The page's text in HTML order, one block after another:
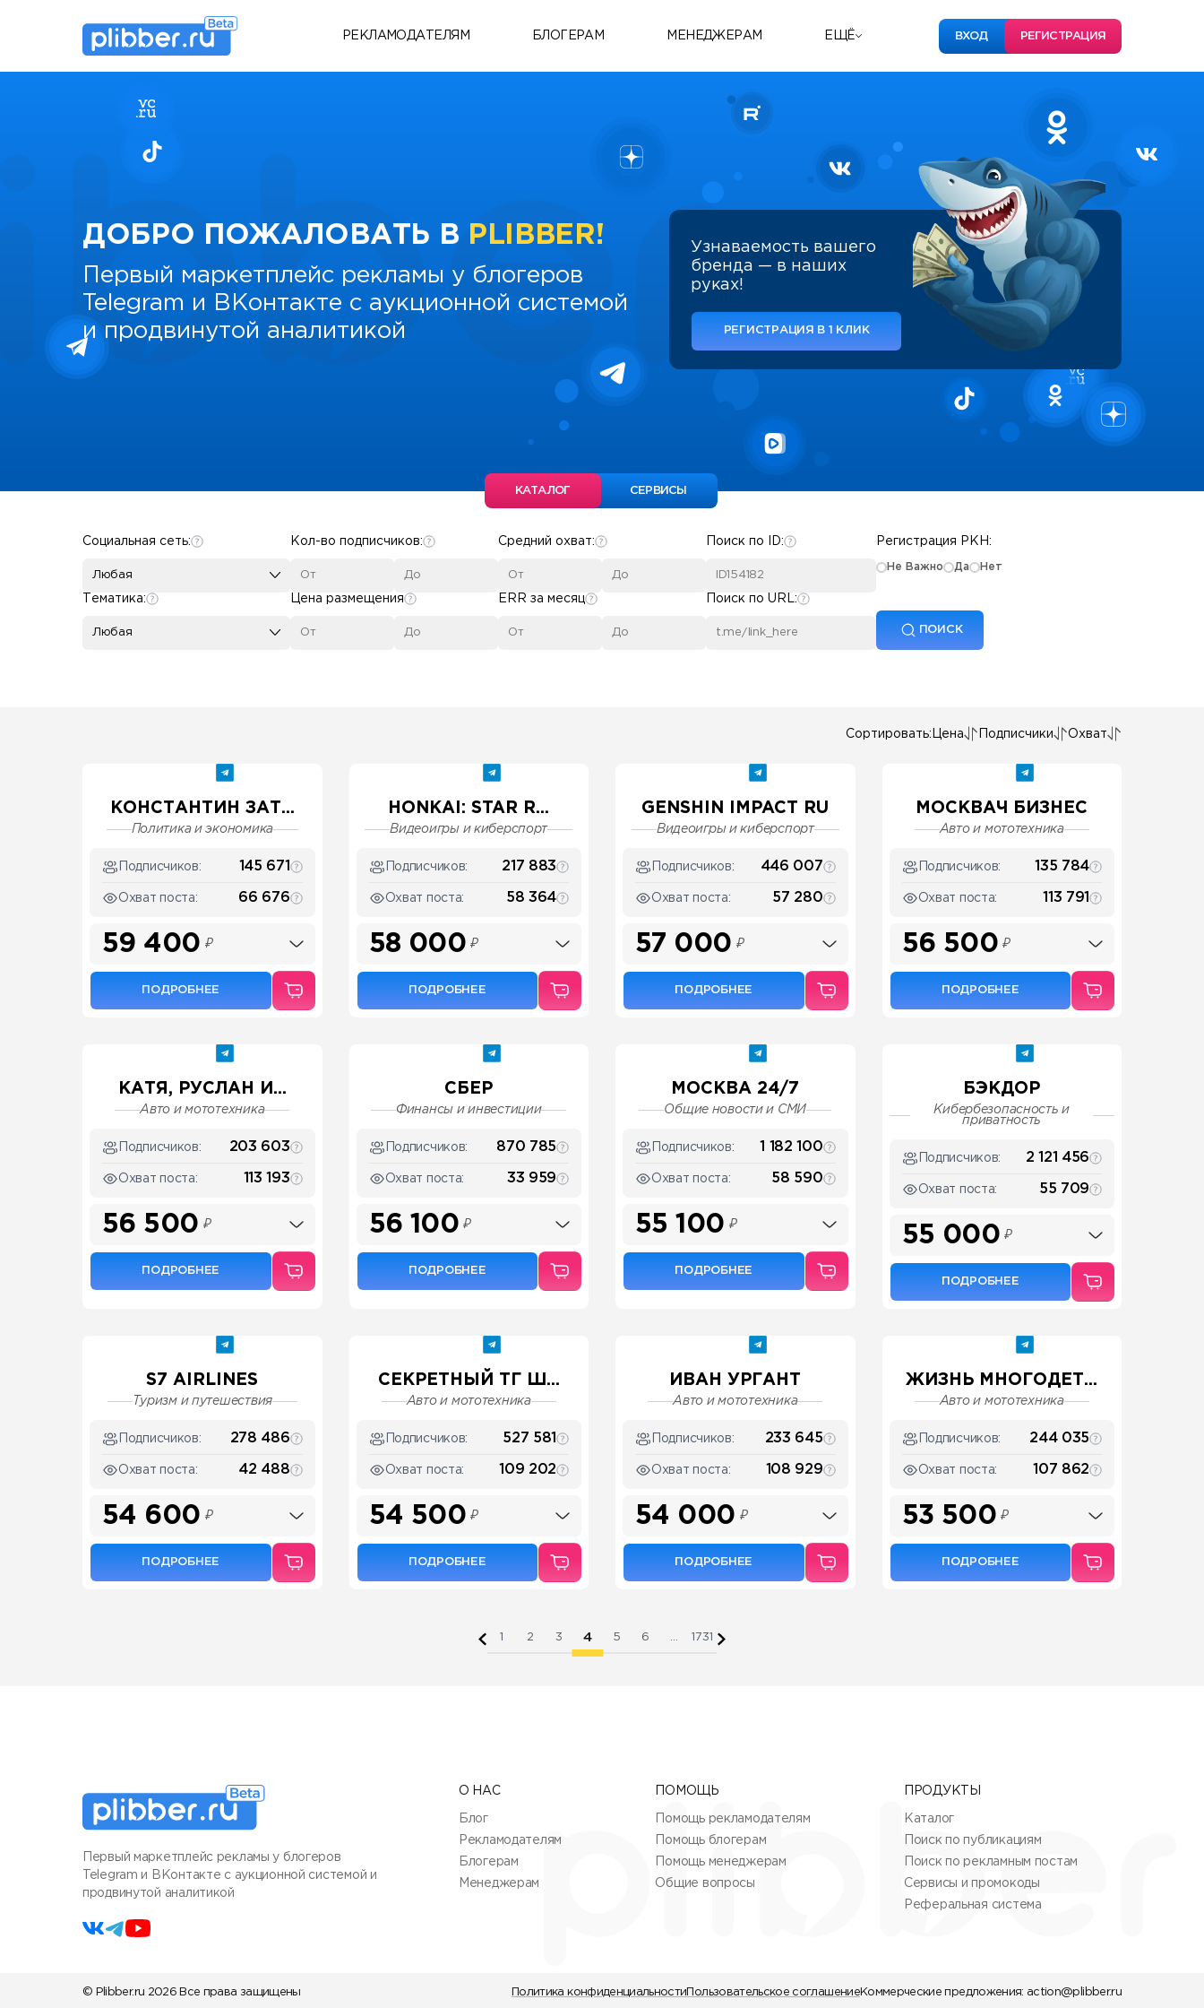
РЕКЛАМОДАТЕЛЯМ БЛОГЕРАМ МЕНЕДЖЕРАМ ЕЩЁ ВХОД РЕГИСТРАЦИЯ
ДОБРО ПОЖАЛОВАТЬ В PLIBBER!
Первый маркетплейс рекламы у блогеров
Telegram и ВКонтакте с аукционной системой
и продвинутой аналитикой
Узнаваемость вашего
бренда — в наших
руках!
РЕГИСТРАЦИЯ В 1 КЛИК
КАТАЛОГ СЕРВИСЫ
Тематика:
Любая
Социальная сеть:
Любая
Кол-во подписчиков:
Цена размещения
Средний охват:
ERR за месяц
Поиск по ID:
Поиск по URL:
Регистрация РКН:
Не Важно Да Нет
ПОИСК
Сортировать: Цена Подписчики Охват
КОНСТАНТИН ЗАТ...
Политика и экономика
Подписчиков: 145 671
Охват поста: 66 676
59 400 ₽
ПОДРОБНЕЕ
HONKAI: STAR R...
Видеоигры и киберспорт
Подписчиков: 217 883
Охват поста: 58 364
58 000₽
ПОДРОБНЕЕ
GENSHIN IMPACT RU
Видеоигры и киберспорт
Подписчиков: 446 007
Охват поста: 57 280
57 000 ₽
ПОДРОБНЕЕ
МОСКВАЧ БИЗНЕС
Авто и мототехника
Подписчиков: 135 784
Охват поста: 113 791
56 500₽
ПОДРОБНЕЕ
КАТЯ, РУСЛАН И...
Авто и мототехника
Подписчиков: 203 603
Охват поста: 113 193
56 500 ₽
ПОДРОБНЕЕ
СБЕР
Финансы и инвестиции
Подписчиков: 870 785
Охват поста: 33 959
56 100₽
ПОДРОБНЕЕ
МОСКВА 24/7
Общие новости и СМИ
Подписчиков: 1 182 100
Охват поста: 58 590
55 100 ₽
ПОДРОБНЕЕ
БЭКДОР
Кибербезопасность и
приватность
Подписчиков: 2 121 456
Охват поста: 55 709
55 000₽
ПОДРОБНЕЕ
S7 AIRLINES
Туризм и путешествия
Подписчиков: 278 486
Охват поста: 42 488
54 600 ₽
ПОДРОБНЕЕ
СЕКРЕТНЫЙ ТГ Ш...
Авто и мототехника
Подписчиков: 527 581
Охват поста: 109 202
54 500₽
ПОДРОБНЕЕ
ИВАН УРГАНТ
Авто и мототехника
Подписчиков: 233 645
Охват поста: 108 929
54 000 ₽
ПОДРОБНЕЕ
ЖИЗНЬ МНОГОДЕТ...
Авто и мототехника
Подписчиков: 244 035
Охват поста: 107 862
53 500₽
ПОДРОБНЕЕ
1 2 3 4 5 6 ... 1731
Первый маркетплейс рекламы у блогеров
Telegram и ВКонтакте с аукционной системой и
продвинутой аналитикой
О НАС
Блог
Рекламодателям
Блогерам
Менеджерам
ПОМОЩЬ
Помощь рекламодателям
Помощь блогерам
Помощь менеджерам
Общие вопросы
ПРОДУКТЫ
Каталог
Поиск по публикациям
Поиск по рекламным постам
Сервисы и промокоды
Реферальная система
© Plibber.ru 2026 Все права защищены Политика конфиденциальности Пользовательское соглашениеКоммерческие предложения: action@plibber.ru